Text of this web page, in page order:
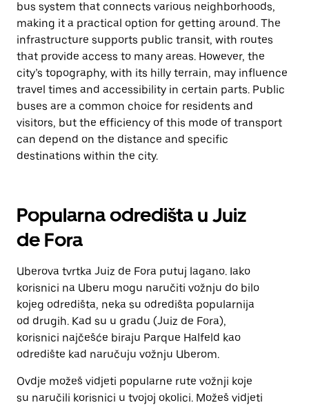
bus system that connects various neighborhoods,
making it a practical option for getting around. The
infrastructure supports public transit, with routes
that provide access to many areas. However, the
city’s topography, with its hilly terrain, may influence
travel times and accessibility in certain parts. Public
buses are a common choice for residents and
visitors, but the efficiency of this mode of transport
can depend on the distance and specific
destinations within the city.
Popularna odredišta u Juiz
de Fora
Uberova tvrtka Juiz de Fora putuj lagano. Iako
korisnici na Uberu mogu naručiti vožnju do bilo
kojeg odredišta, neka su odredišta popularnija
od drugih. Kad su u gradu (Juiz de Fora),
korisnici najčešće biraju Parque Halfeld kao
odredište kad naručuju vožnju Uberom.
Ovdje možeš vidjeti popularne rute vožnji koje
su naručili korisnici u tvojoj okolici. Možeš vidjeti